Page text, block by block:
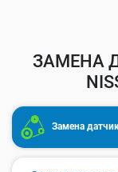
ЗАМЕНА
Замена